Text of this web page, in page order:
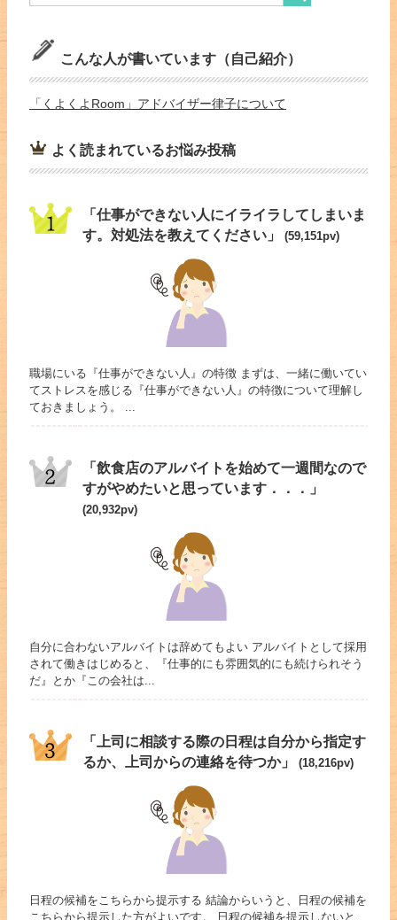
こんな人が書いています（自己紹介）
「くよくよRoom」アドバイザー律子について
よく読まれているお悩み投稿
「仕事ができない人にイライラしてしまいま
す。対処法を教えてください」
(59,151pv)
職場にいる『仕事ができない人』の特徴 まずは、一緒に働いてい
てストレスを感じる『仕事ができない人』の特徴について理解し
ておきましょう。 ...
「飲食店のアルバイトを始めて一週間なので
すがやめたいと思っています．．．」
(20,932pv)
自分に合わないアルバイトは辞めてもよい アルバイトとして採用
されて働きはじめると、『仕事的にも雰囲気的にも続けられそう
だ』とか『この会社は...
「上司に相談する際の日程は自分から指定す
るか、上司からの連絡を待つか」
(18,216pv)
日程の候補をこちらから提示する 結論からいうと、日程の候補を
こちらから提示した方がよいです。 日程の候補を提示しないと、